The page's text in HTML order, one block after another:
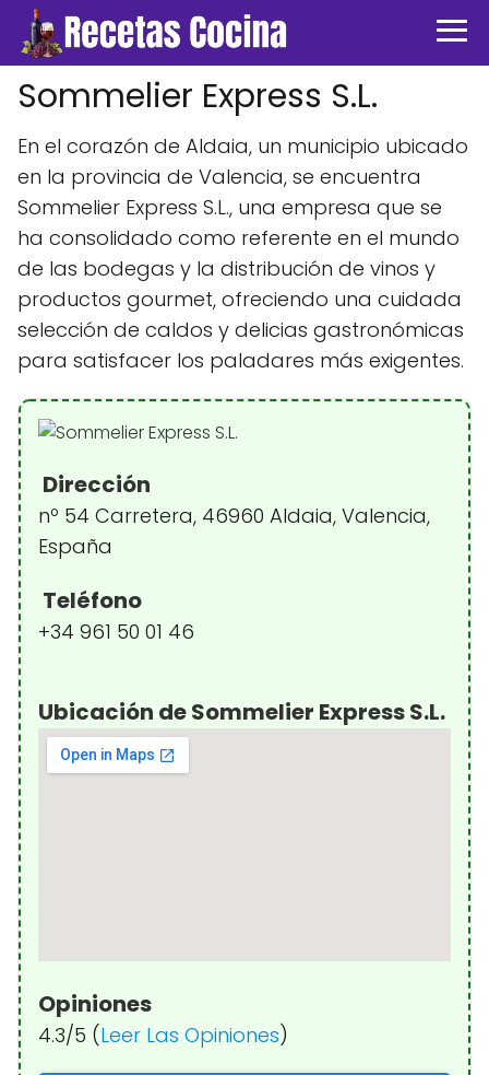
Sommelier Express S.L.
En el corazón de Aldaia, un municipio ubicado
en la provincia de Valencia, se encuentra
Sommelier Express S.L., una empresa que se
ha consolidado como referente en el mundo
de las bodegas y la distribución de vinos y
productos gourmet, ofreciendo una cuidada
selección de caldos y delicias gastronómicas
para satisfacer los paladares más exigentes.
Dirección
nº 54 Carretera, 46960 Aldaia, Valencia,
España
Teléfono
+34 961 50 01 46
Ubicación de Sommelier Express S.L.
Opiniones
4.3/5 (Leer Las Opiniones)